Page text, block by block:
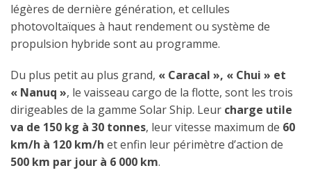
légères de dernière génération, et cellules
photovoltaïques à haut rendement ou système de
propulsion hybride sont au programme.
Du plus petit au plus grand, « Caracal », « Chui » et
« Nanuq », le vaisseau cargo de la flotte, sont les trois
dirigeables de la gamme Solar Ship. Leur charge utile
va de 150 kg à 30 tonnes, leur vitesse maximum de 60
km/h à 120 km/h et enfin leur périmètre d’action de
500 km par jour à 6 000 km.